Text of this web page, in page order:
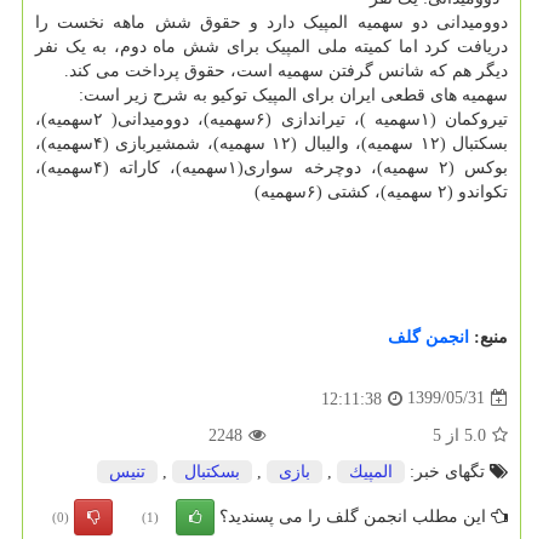
دوومیدانی دو سهمیه المپیک دارد و حقوق شش ماهه نخست را
دریافت کرد اما کمیته ملی المپیک برای شش ماه دوم، به یک نفر
دیگر هم که شانس گرفتن سهمیه است، حقوق پرداخت می کند.
سهمیه های قطعی ایران برای المپیک توکیو به شرح زیر است:
تیروکمان (۱سهمیه )، تیراندازی (۶سهمیه)، دوومیدانی( ۲سهمیه)،
بسکتبال (۱۲ سهمیه)، والیبال (۱۲ سهمیه)، شمشیربازی (۴سهمیه)،
بوکس (۲ سهمیه)، دوچرخه سواری(۱سهمیه)، کاراته (۴سهمیه)،
تکواندو (۲ سهمیه)، کشتی (۶سهمیه)
منبع: انجمن گلف
1399/05/31
12:11:38
5.0 از 5
2248
تگهای خبر:
المپیك بازی بسكتبال تنیس
این مطلب انجمن گلف را می پسندید؟ (1)
(0)